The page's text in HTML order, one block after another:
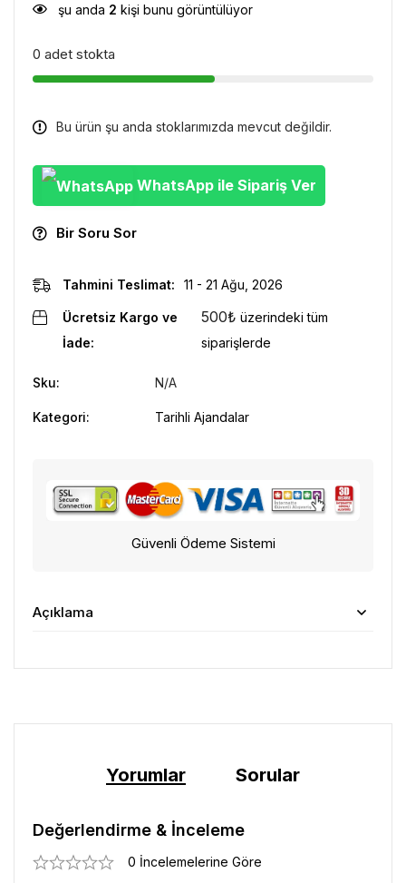
şu anda 2 kişi bunu görüntülüyor
0 adet stokta
Bu ürün şu anda stoklarımızda mevcut değildir.
WhatsApp ile Sipariş Ver
Bir Soru Sor
Tahmini Teslimat: 11 - 21 Ağu, 2026
Ücretsiz Kargo ve
İade:
500₺ üzerindeki tüm
siparişlerde
Sku: N/A
Kategori: Tarihli Ajandalar
Güvenli Ödeme Sistemi
Açıklama
Yorumlar Sorular
Değerlendirme & İnceleme
0 İncelemelerine Göre